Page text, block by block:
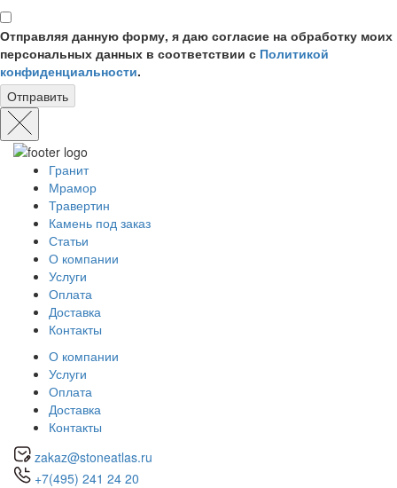
Отправляя данную форму, я даю согласие на обработку моих
персональных данных в соответствии с Политикой
конфиденциальности.
Отправить
Гранит
Мрамор
Травертин
Камень под заказ
Статьи
О компании
Услуги
Оплата
Доставка
Контакты
О компании
Услуги
Оплата
Доставка
Контакты
zakaz@stoneatlas.ru
+7(495) 241 24 20